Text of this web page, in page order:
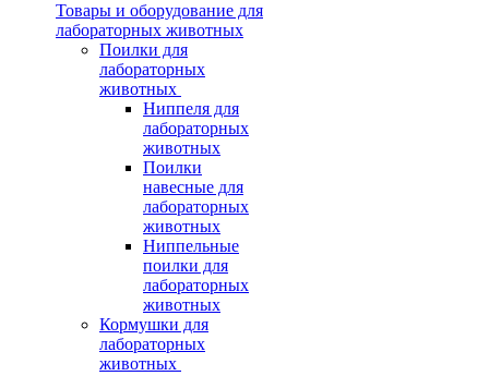
Товары и оборудование для
лабораторных животных
Поилки для
лабораторных
животных
Ниппеля для
лабораторных
животных
Поилки
навесные для
лабораторных
животных
Ниппельные
поилки для
лабораторных
животных
Кормушки для
лабораторных
животных